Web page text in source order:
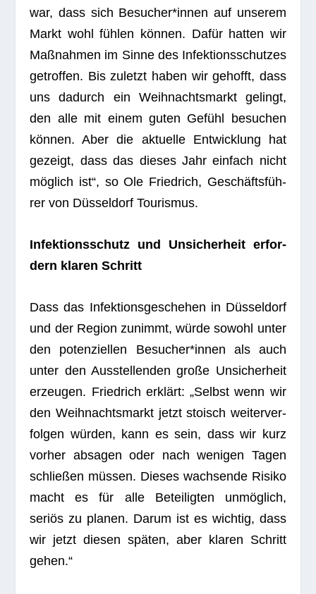
war, dass sich Besucher*innen auf unse­rem
Markt wohl füh­len kön­nen. Dafür hat­ten wir
Maß­nah­men im Sinne des Infek­ti­ons­schut­zes
getrof­fen. Bis zuletzt haben wir gehofft, dass
uns dadurch ein Weih­nachts­markt gelingt,
den alle mit einem guten Gefühl besu­chen
kön­nen. Aber die aktu­elle Ent­wick­lung hat
gezeigt, dass das die­ses Jahr ein­fach nicht
mög­lich ist“, so Ole Fried­rich, Geschäfts­füh­
rer von Düs­sel­dorf Tourismus.
Infek­ti­ons­schutz und Unsi­cher­heit erfor­
dern kla­ren Schritt
Dass das Infek­ti­ons­ge­sche­hen in Düs­sel­dorf
und der Region zunimmt, würde sowohl unter
den poten­zi­el­len Besucher*innen als auch
unter den Aus­stel­len­den große Unsi­cher­heit
erzeu­gen. Fried­rich erklärt: „Selbst wenn wir
den Weih­nachts­markt jetzt sto­isch wei­ter­ver­
fol­gen wür­den, kann es sein, dass wir kurz
vor­her absa­gen oder nach weni­gen Tagen
schlie­ßen müs­sen. Die­ses wach­sende Risiko
macht es für alle Betei­lig­ten unmög­lich,
seriös zu pla­nen. Darum ist es wich­tig, dass
wir jetzt die­sen spä­ten, aber kla­ren Schritt
gehen.“